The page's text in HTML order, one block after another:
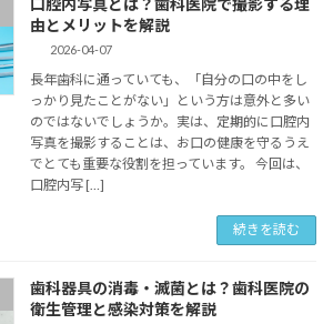
口腔内写真とは？歯科医院で撮影する理
由とメリットを解説
2026-04-07
長年歯科に通っていても、「自分の口の中をし
っかり見たことがない」という方は意外と多い
のではないでしょうか。実は、定期的に口腔内
写真を撮影することは、お口の健康を守るうえ
でとても重要な役割を担っています。 今回は、
口腔内写 […]
続きを読む
歯科器具の消毒・滅菌とは？歯科医院の
衛生管理と感染対策を解説